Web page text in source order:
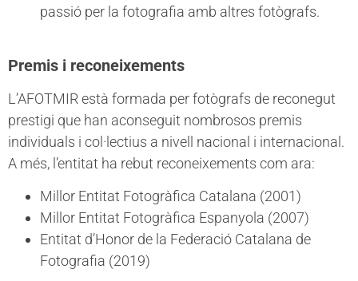
passió per la fotografia amb altres fotògrafs.
Premis i reconeixements
L’AFOTMIR està formada per fotògrafs de reconegut
prestigi que han aconseguit nombrosos premis
individuals i col·lectius a nivell nacional i internacional.
A més, l’entitat ha rebut reconeixements com ara:
Millor Entitat Fotogràfica Catalana (2001)
Millor Entitat Fotogràfica Espanyola (2007)
Entitat d’Honor de la Federació Catalana de
Fotografia (2019)